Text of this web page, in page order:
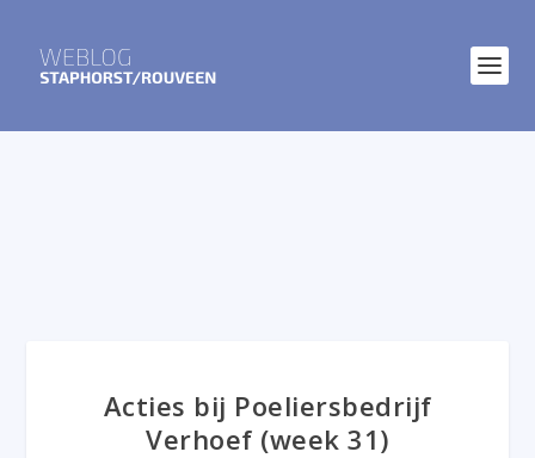
Acties bij Poeliersbedrijf
Verhoef (week 31)